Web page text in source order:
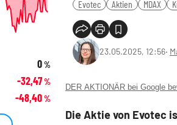
Evotec Aktien MDAX
23.05.2025, 12:56‧
DER AKTIONÄR bei Google
Die Aktie von Evotec
0%
-32,47%
-48,40%